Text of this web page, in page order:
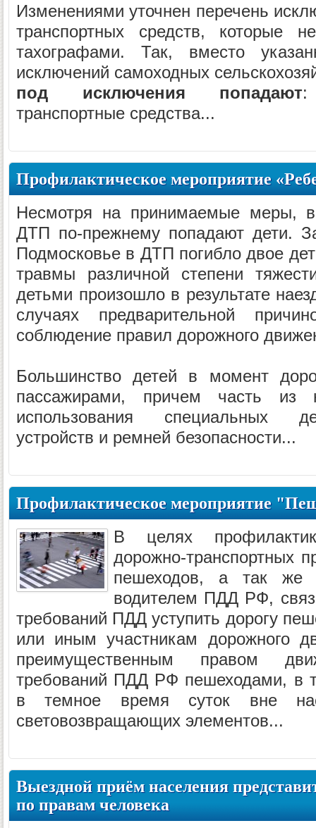
Изменениями уточнен перечень
транспортных средств, которые
тахографами. Так, вместо
исключений самоходных
под исключения попадают:
транспортные средства...
Профилактическое мероприятие
Несмотря на принимаемые меры,
ДТП по-прежнему попадают дети.
Подмосковье в ДТП погибло двое
травмы различной степени
детьми произошло в результате
случаях предварительной
соблюдение правил дорожного
Большинство детей в момент
пассажирами, причем часть из
использования специальных
устройств и ремней безопасности...
Профилактическое мероприятие
В целях
дорожно-транспортных
пешеходов, а так же
водителем ПДД РФ,
требований ПДД уступить дорогу
или иным участникам дорожного
преимущественным правом
требований ПДД РФ пешеходами, в
в темное время суток вне
световозвращающих элементов...
Выездной приём населения
по правам человека